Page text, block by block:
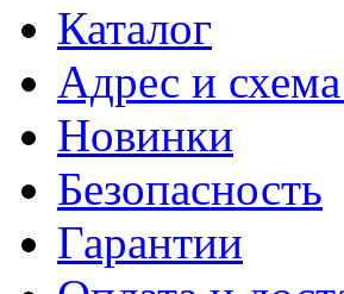
Каталог
Адрес и
Новинки
Безопасность
Гарантии